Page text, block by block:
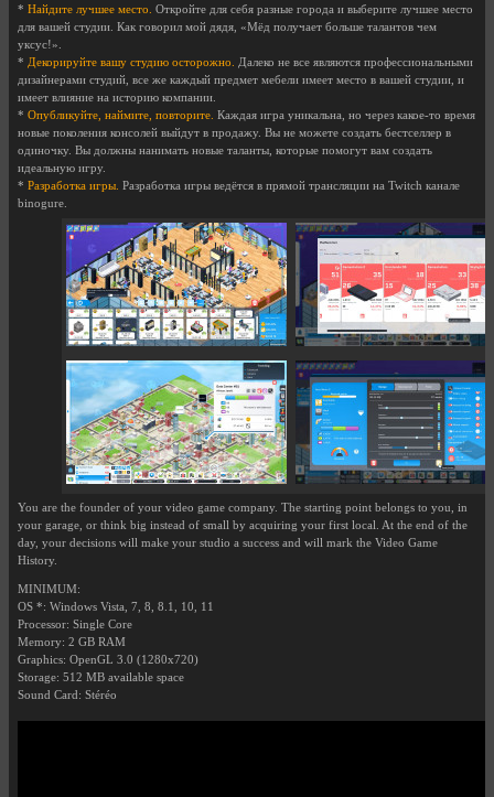
* Найдите лучшее место. Откройте для себя разные города и выберите лучшее место
для вашей студии. Как говорил мой дядя, «Мёд получает больше талантов чем
уксус!».
* Декорируйте вашу студию осторожно. Далеко не все являются профессиональными
дизайнерами студий, все же каждый предмет мебели имеет место в вашей студии, и
имеет влияние на историю компании.
* Опубликуйте, наймите, повторите. Каждая игра уникальна, но через какое-то время
новые поколения консолей выйдут в продажу. Вы не можете создать бестселлер в
одиночку. Вы должны нанимать новые таланты, которые помогут вам создать
идеальную игру.
* Разработка игры. Разработка игры ведётся в прямой трансляции на Twitch канале
binogure.
You are the founder of your video game company. The starting point belongs to you, in
your garage, or think big instead of small by acquiring your first local. At the end of the
day, your decisions will make your studio a success and will mark the Video Game
History.
MINIMUM:
OS *: Windows Vista, 7, 8, 8.1, 10, 11
Processor: Single Core
Memory: 2 GB RAM
Graphics: OpenGL 3.0 (1280x720)
Storage: 512 MB available space
Sound Card: Stéréo